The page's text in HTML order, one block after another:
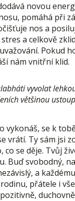
novou
pomáhá při
nos a
a celkově
Pokud
nám vnitřní klid.
vyvolat
většinou
vykonáš, se k
vrátí. Ty sám jsi
co se děje. Tvůj
Buď svobodný,
a
přátele i